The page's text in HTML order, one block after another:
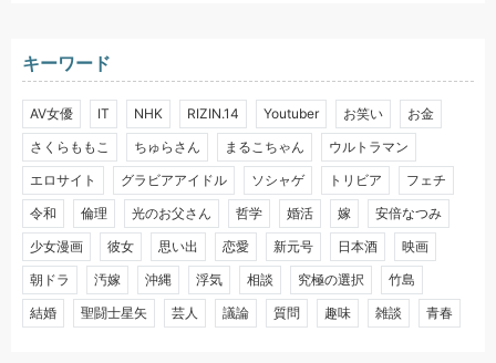
キーワード
AV女優 IT NHK RIZIN.14 Youtuber お笑い
お金
さくらももこ
ちゅらさん まるこちゃん
ウルトラマン
エロサイト
グラビアアイドル ソシャゲ トリビア
フェチ
令和
倫理 光のお父さん 哲学 婚活 嫁
安倍なつみ
少女漫画
彼女 思い出 恋愛 新元号 日本酒
映画
朝ドラ
汚嫁 沖縄 浮気 相談 究極の選択
竹島
結婚
聖闘士星矢 芸人 議論 質問 趣味 雑談 青春